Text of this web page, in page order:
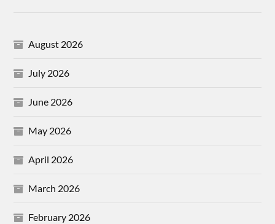
August 2026
July 2026
June 2026
May 2026
April 2026
March 2026
February 2026